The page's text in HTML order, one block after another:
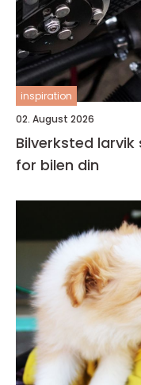
inspiration
02. August 2026
Bilverksted larvik slik finner du riktig verksted
for bilen din